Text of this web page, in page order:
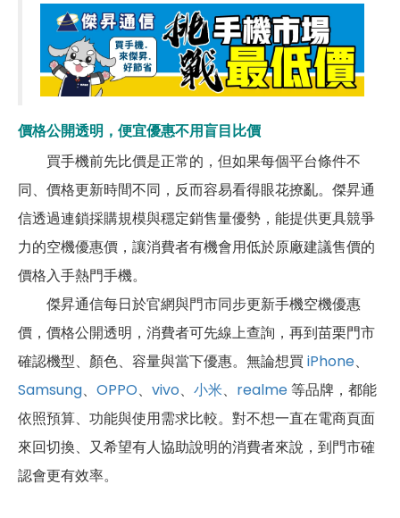
價格公開透明，便宜優惠不用盲目比價
買手機前先比價是正常的，但如果每個平台條件不
同、價格更新時間不同，反而容易看得眼花撩亂。傑昇通
信透過連鎖採購規模與穩定銷售量優勢，能提供更具競爭
力的空機優惠價，讓消費者有機會用低於原廠建議售價的
價格入手熱門手機。
傑昇通信每日於官網與門市同步更新手機空機優惠
價，價格公開透明，消費者可先線上查詢，再到苗栗門市
確認機型、顏色、容量與當下優惠。無論想買 iPhone、
Samsung、 OPPO、 vivo、 小米、 realme等品牌，都能
依照預算、功能與使用需求比較。對不想一直在電商頁面
來回切換、又希望有人協助說明的消費者來說，到門市確
認會更有效率。